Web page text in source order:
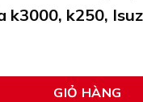
k3000, k250,
hợp hyundai 1t,
GIỎ HÀNG